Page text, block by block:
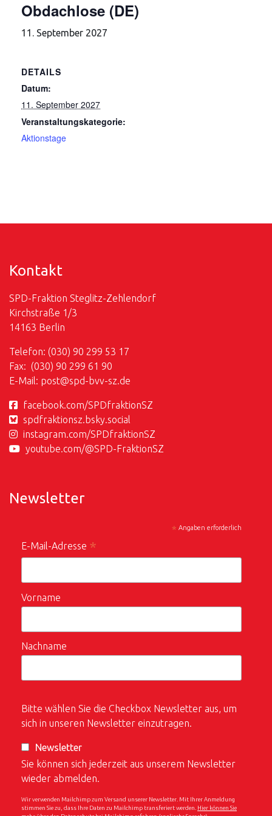
Obdachlose (DE)
11. September 2027
DETAILS
Datum:
11. September 2027
Veranstaltungskategorie:
Aktionstage
Kontakt
SPD-Fraktion Steglitz-Zehlendorf
Kirchstraße 1/3
14163 Berlin
Telefon: (030) 90 299 53 17
Fax: (030) 90 299 61 90
E-Mail: post@spd-bvv-sz.de
facebook.com/SPDfraktionSZ
spdfraktionsz.bsky.social
instagram.com/SPDfraktionSZ
youtube.com/@SPD-FraktionSZ
Newsletter
* Angaben erforderlich
E-Mail-Adresse *
Vorname
Nachname
Bitte wählen Sie die Checkbox Newsletter aus, um
sich in unseren Newsletter einzutragen.
Newsletter
Sie können sich jederzeit aus unserem Newsletter
wieder abmelden.
Wir verwenden Mailchimp zum Versand unserer Newsletter. Mit Ihrer Anmeldung
stimmen Sie zu, dass Ihre Daten zu Mailchimp transferiert werden. Hier können Sie